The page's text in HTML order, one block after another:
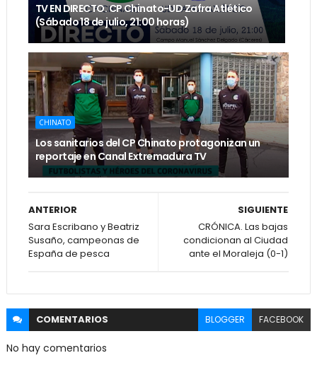
TV EN DIRECTO. CP Chinato-UD Zafra Atlético
(Sábado 18 de julio, 21:00 horas)
CHINATO
Los sanitarios del CP Chinato protagonizan un
reportaje en Canal Extremadura TV
SIGUIENTE
CRÓNICA. Las bajas
condicionan al Ciudad
ante el Moraleja (0-1)
ANTERIOR
Sara Escribano y Beatriz
Susaño, campeonas de
España de pesca
COMENTARIOS BLOGGER FACEBOOK
No hay comentarios